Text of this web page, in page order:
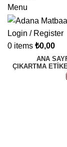
Menu
Login / Register
0 items ₺0,00
ANA
ÇIKARTMA